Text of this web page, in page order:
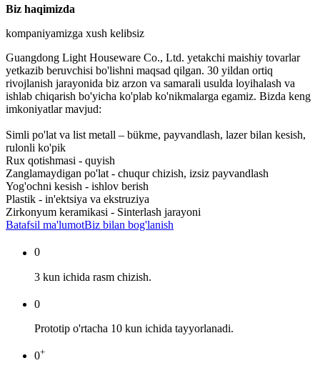
Biz haqimizda
kompaniyamizga xush kelibsiz
Guangdong Light Houseware Co., Ltd. yetakchi maishiy tovarlar
yetkazib beruvchisi bo'lishni maqsad qilgan. 30 yildan ortiq
rivojlanish jarayonida biz arzon va samarali usulda loyihalash va
ishlab chiqarish bo'yicha ko'plab ko'nikmalarga egamiz. Bizda keng
imkoniyatlar mavjud:
Simli po'lat va list metall – bükme, payvandlash, lazer bilan kesish,
rulonli ko'pik
Rux qotishmasi - quyish
Zanglamaydigan po'lat - chuqur chizish, izsiz payvandlash
Yog'ochni kesish - ishlov berish
Plastik - in'ektsiya va ekstruziya
Zirkonyum keramikasi - Sinterlash jarayoni
Batafsil ma'lumotBiz bilan bog'lanish
0
3 kun ichida rasm chizish.
0
Prototip o'rtacha 10 kun ichida tayyorlanadi.
0+